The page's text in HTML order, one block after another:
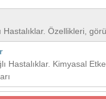
Özellikleri,
Hastalıklar. Kimyasal